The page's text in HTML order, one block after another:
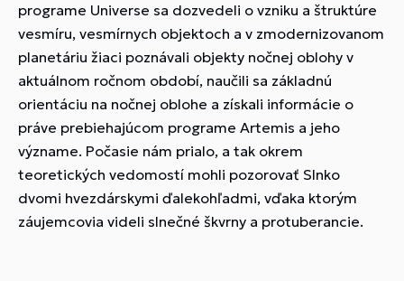
programe Universe sa dozvedeli o vzniku a štruktúre
vesmíru, vesmírnych objektoch a v zmodernizovanom
planetáriu žiaci poznávali objekty nočnej oblohy v
aktuálnom ročnom období, naučili sa základnú
orientáciu na nočnej oblohe a získali informácie o
práve prebiehajúcom programe Artemis a jeho
význame. Počasie nám prialo, a tak okrem
teoretických vedomostí mohli pozorovať Slnko
dvomi hvezdárskymi ďalekohľadmi, vďaka ktorým
záujemcovia videli slnečné škvrny a protuberancie.